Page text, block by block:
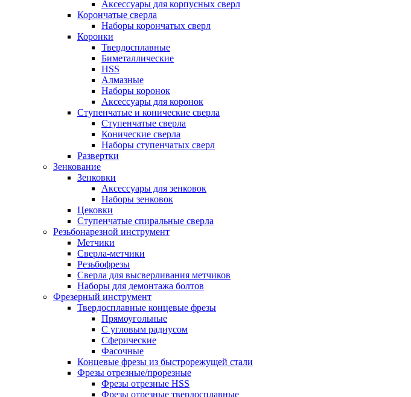
Аксессуары для корпусных сверл
Корончатые сверла
Наборы корончатых сверл
Коронки
Твердосплавные
Биметаллические
HSS
Алмазные
Наборы коронок
Аксессуары для коронок
Ступенчатые и конические сверла
Ступенчатые сверла
Конические сверла
Наборы ступенчатых сверл
Развертки
Зенкование
Зенковки
Аксессуары для зенковок
Наборы зенковок
Цековки
Ступенчатые спиральные сверла
Резьбонарезной инструмент
Метчики
Сверла-метчики
Резьбофрезы
Сверла для высверливания метчиков
Наборы для демонтажа болтов
Фрезерный инструмент
Твердосплавные концевые фрезы
Прямоугольные
С угловым радиусом
Сферические
Фасочные
Концевые фрезы из быстрорежущей стали
Фрезы отрезные/прорезные
Фрезы отрезные HSS
Фрезы отрезные твердосплавные